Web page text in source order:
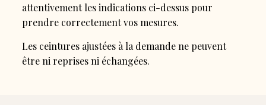
attentivement les indications ci-dessus pour
prendre correctement vos mesures.
Les ceintures ajustées à la demande ne peuvent
être ni reprises ni échangées.